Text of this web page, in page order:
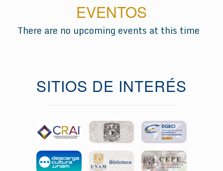
EVENTOS
There are no upcoming events at this time
SITIOS DE INTERÉS